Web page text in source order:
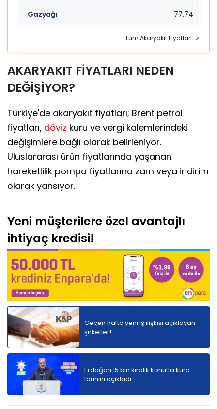
Gazyağı 77.74
Tüm Akaryakıt Fiyatları
AKARYAKIT FİYATLARI NEDEN
DEĞİŞİYOR?
Türkiye'de akaryakıt fiyatları; Brent petrol
fiyatları, döviz kuru ve vergi kalemlerindeki
değişimlere bağlı olarak belirleniyor.
Uluslararası ürün fiyatlarında yaşanan
hareketlilik pompa fiyatlarına zam veya indirim
olarak yansıyor.
Yeni müşterilere özel avantajlı
ihtiyaç kredisi!
Geçen hafta yeni iş ilişkisi açıklayan
şirketler!
Erdoğan 15 bin kiralık konutta kura
tarihini açıkladı